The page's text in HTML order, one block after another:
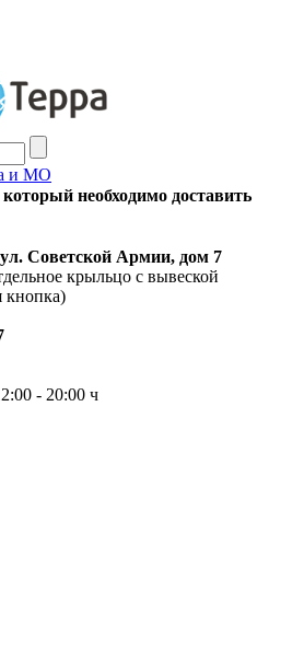
и МО
необходимо доставить
ул. Советской Армии, дом 7
крыльцо с вывеской
кнопка)
- 20:00 ч